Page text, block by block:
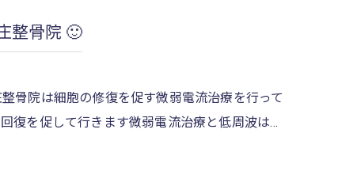
整骨院 🙂
骨院は細胞の修復を促す微弱電流治療を行って
復を促して行きます微弱電流治療と低周波は…